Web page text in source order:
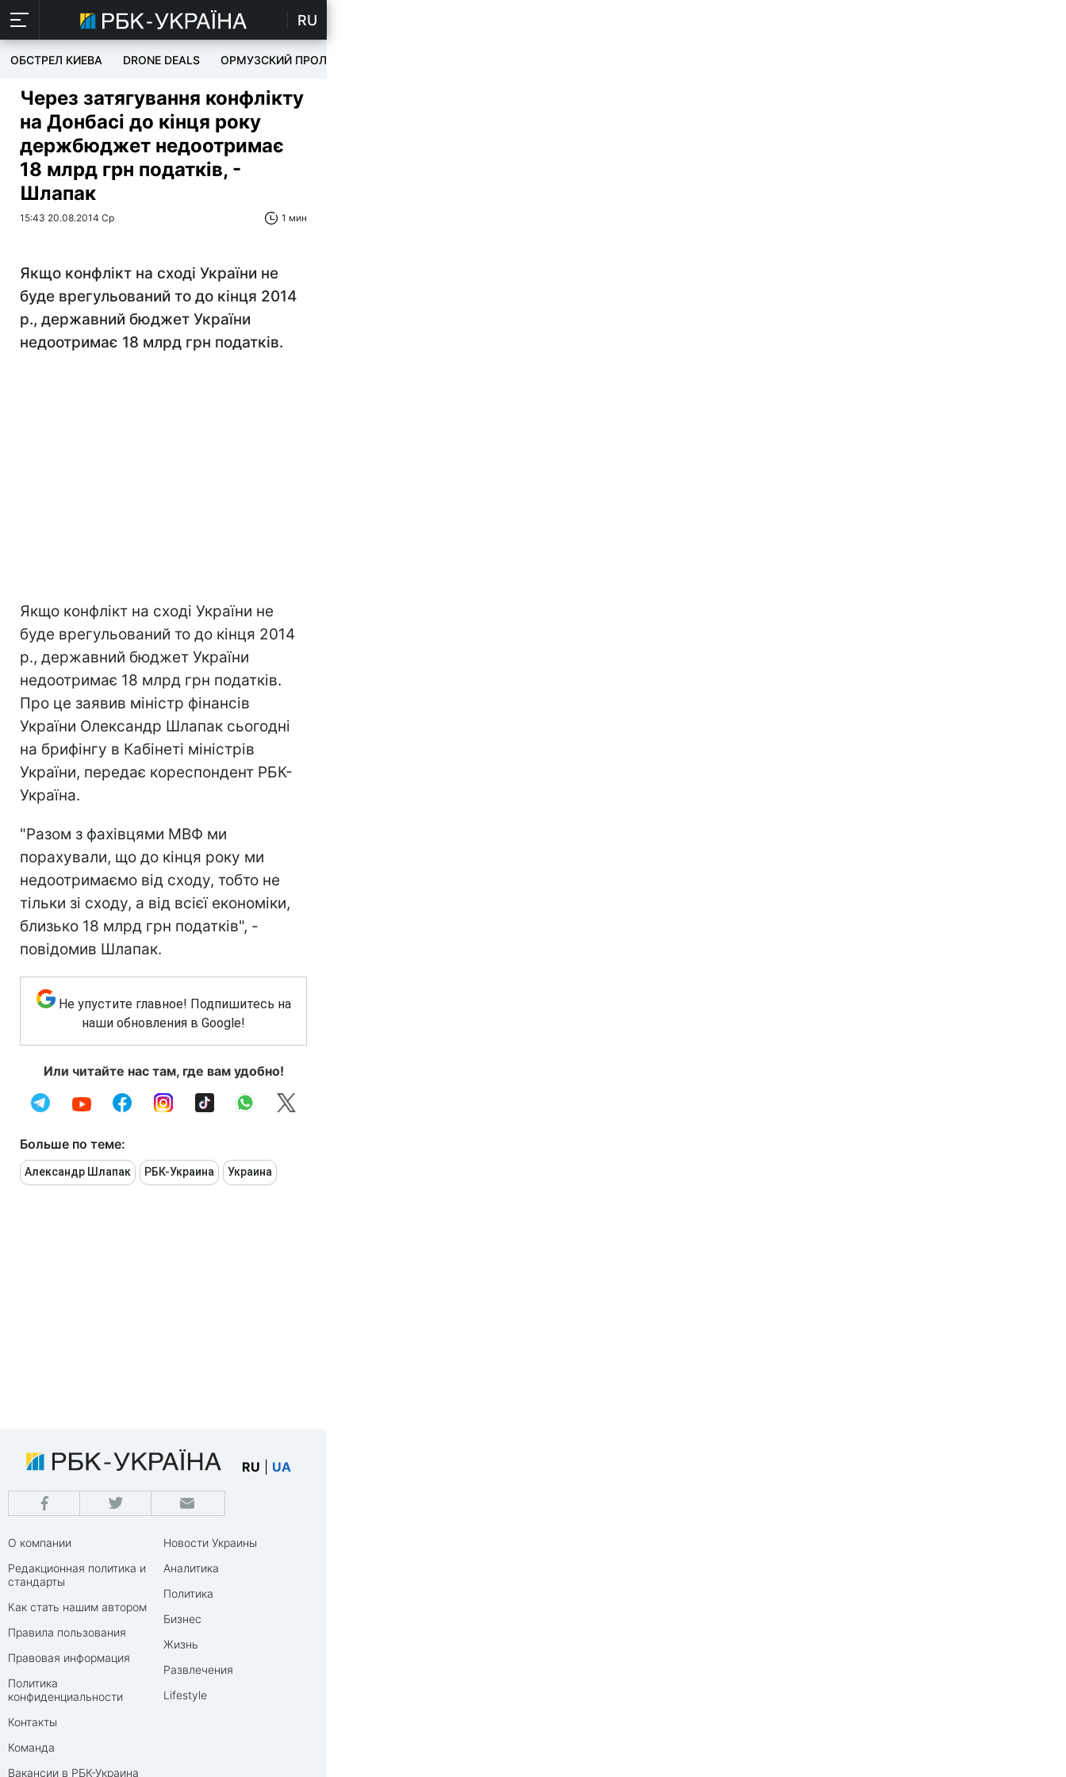
RU
ОБСТРЕЛ КИЕВА DRONE DEALS ОРМУЗСКИЙ ПРОЛИВ
Через затягування конфлікту
на Донбасі до кінця року
держбюджет недоотримає
18 млрд грн податків, -
Шлапак
15:43 20.08.2014 Ср 1 мин
Якщо конфлікт на сході України не
буде врегульований то до кінця 2014
р., державний бюджет України
недоотримає 18 млрд грн податків.
Якщо конфлікт на сході України не
буде врегульований то до кінця 2014
р., державний бюджет України
недоотримає 18 млрд грн податків.
Про це заявив міністр фінансів
України Олександр Шлапак сьогодні
на брифінгу в Кабінеті міністрів
України, передає кореспондент РБК-
Україна.
"Разом з фахівцями МВФ ми
порахували, що до кінця року ми
недоотримаємо від сходу, тобто не
тільки зі сходу, а від всієї економіки,
близько 18 млрд грн податків", -
повідомив Шлапак.
Не упустите главное! Подпишитесь на
наши обновления в Google!
Или читайте нас там, где вам удобно!
Больше по теме:
Александр Шлапак РБК-Украина Украина
RU UA
О компании
Редакционная политика и
стандарты
Как стать нашим автором
Правила пользования
Правовая информация
Политика
конфиденциальности
Контакты
Команда
Вакансии в РБК-Украина
Новости Украины
Аналитика
Политика
Бизнес
Жизнь
Развлечения
Lifestyle